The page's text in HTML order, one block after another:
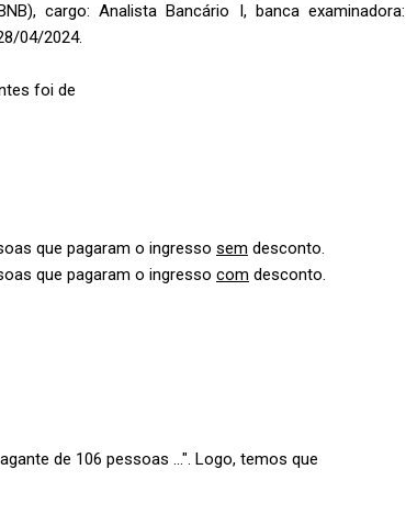
cargo: Analista Bancário I, banca examinadora:
04/2024.
foi de
que pagaram o ingresso sem desconto.
que pagaram o ingresso com desconto.
de 106 pessoas ...". Logo, temos que